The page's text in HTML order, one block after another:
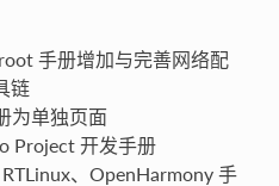
手册增加与完善网络配
链
为单独页面
Project 开发手册
、OpenHarmony 手